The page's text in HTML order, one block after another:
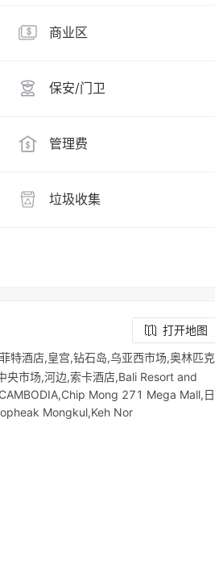
商业区
保安/门卫
管理费
垃圾收集
打开地图
特酒店,皇宫,钻石岛,乌亚西市场,奥林匹克
央市场,河边,索卡酒店,Bali Resort and
Mong 271 Mega Mall,日
Mongkul,Keh Nor